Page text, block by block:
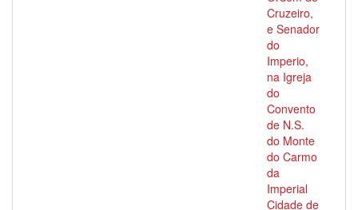
Cruzeiro,
e Senador
do
Imperio,
na Igreja
do
Convento
de N.S.
do Monte
do Carmo
da
Imperial
Cidade de